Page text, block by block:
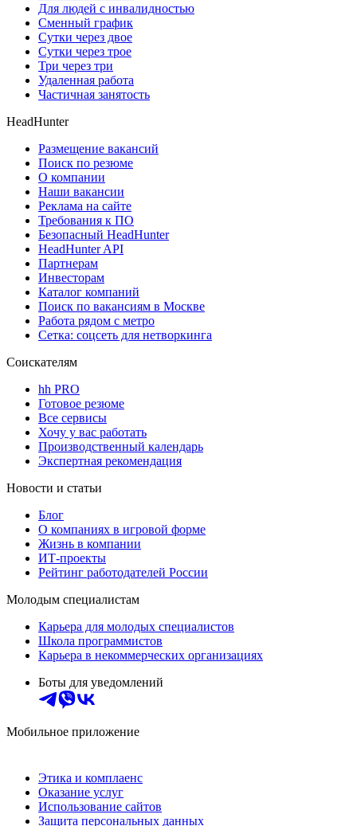
Для людей с инвалидностью
Сменный график
Сутки через двое
Сутки через трое
Три через три
Удаленная работа
Частичная занятость
HeadHunter
Размещение вакансий
Поиск по резюме
О компании
Наши вакансии
Реклама на сайте
Требования к ПО
Безопасный HeadHunter
HeadHunter API
Партнерам
Инвесторам
Каталог компаний
Поиск по вакансиям в Москве
Работа рядом с метро
Сетка: соцсеть для нетворкинга
Соискателям
hh PRO
Готовое резюме
Все сервисы
Хочу у вас работать
Производственный календарь
Экспертная рекомендация
Новости и статьи
Блог
О компаниях в игровой форме
Жизнь в компании
ИТ-проекты
Рейтинг работодателей России
Молодым специалистам
Карьера для молодых специалистов
Школа программистов
Карьера в некоммерческих организациях
Боты для уведомлений
Мобильное приложение
Этика и комплаенс
Оказание услуг
Использование сайтов
Защита персональных данных